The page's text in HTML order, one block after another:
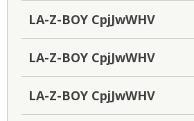
LA-Z-BOY CpjJwWHV
LA-Z-BOY CpjJwWHV
LA-Z-BOY CpjJwWHV